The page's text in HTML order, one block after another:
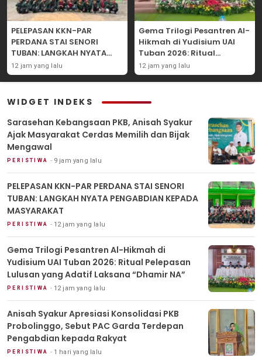
PELEPASAN KKN-PAR
PERDANA STAI SENORI
TUBAN: LANGKAH NYATA
PENGABDIAN KEPADA
MASYARAKAT
12 jam yang lalu
Gema Trilogi Pesantren Al-
Hikmah di Yudisium UAI
Tuban 2026: Ritual
Pelepasan Lulusan yang
Adatif Laksana “Dhamir
12 jam yang lalu
WIDGET INDEKS
Sarasehan Kebangsaan PKB, Anisah Syakur
Ajak Masyarakat Cerdas Memilih dan Bijak
Mengawal
PERISTIWA 9 jam yang lalu
PELEPASAN KKN-PAR PERDANA STAI SENORI
TUBAN: LANGKAH NYATA PENGABDIAN KEPADA
MASYARAKAT
PERISTIWA 12 jam yang lalu
Gema Trilogi Pesantren Al-Hikmah di
Yudisium UAI Tuban 2026: Ritual Pelepasan
Lulusan yang Adatif Laksana “Dhamir NA”
PERISTIWA 12 jam yang lalu
Anisah Syakur Apresiasi Konsolidasi PKB
Probolinggo, Sebut PAC Garda Terdepan
Pengabdian kepada Rakyat
PERISTIWA 1 hari yang lalu